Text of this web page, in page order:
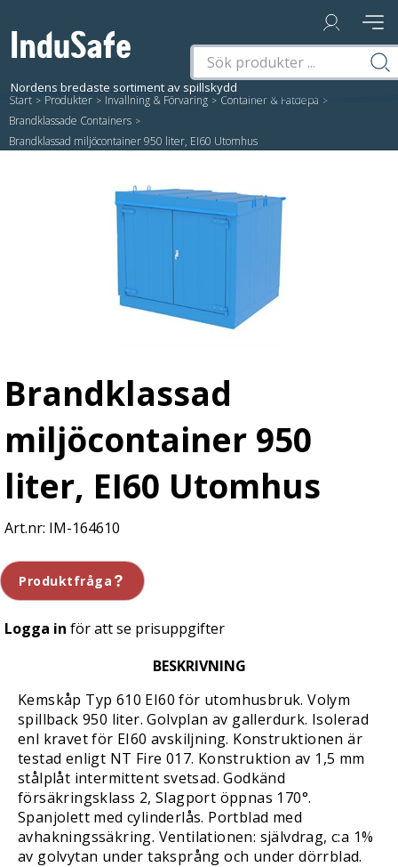
Start / Produkter / Invallning & Förvaring / Container & Fatdepå /
Brandklassade Containers /
Brandklassad miljöcontainer 950 liter, EI60 Utomhus
Brandklassad
miljöcontainer 950
liter, EI60 Utomhus
IM-164610
Produktfråga
Logga in för att se prisuppgifter
BESKRIVNING
Kemskåp Typ 610 EI60 för utomhusbruk. Volym
spillback 950 liter. Golvplan av gallerdurk. Isolerad
enl kravet för EI60 avskiljning. Konstruktionen är
testad enligt NT Fire 017. Konstruktion av 1,5 mm
stålplåt intermittent svetsad. Godkänd
försäkringsklass 2, Slagport öppnas 170°.
Spanjolett med cylinderlås. Portblad med
avhakningssäkring. Ventilationen: självdrag, c:a 1%
av golvytan under taksprång och under dörrblad.